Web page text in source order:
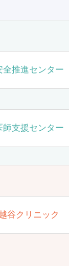
全推進センター
師支援センター
谷クリニック